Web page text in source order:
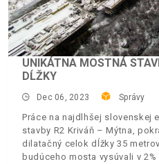
UNIKÁTNA MOSTNÁ
DĹŽKY
Dec 06, 2023 Správy
Práce na najdlhšej slovenskej
stavby R2 Kriváň – Mýtna,
dilatačný celok dĺžky 35
budúceho mosta vysúvali v